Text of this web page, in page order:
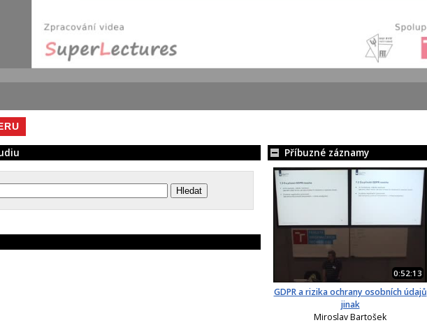
Příbuzné záznamy
0:52:13
GDPR a rizika ochrany osobních údajů
jinak
Miroslav Bartošek